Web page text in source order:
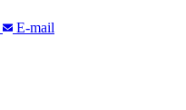
E-mail